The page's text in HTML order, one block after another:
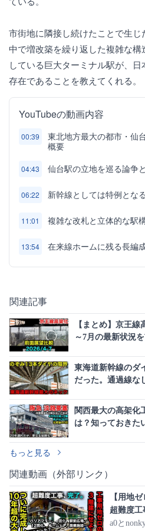
市街地に隣接し続けたことで生
中で増改築を繰り返した複雑な
している巨大ターミナル駅が、
存在であることを教えてくれる。
YouTubeの動画内容
00:39
東北地方最大の都市・仙
概要
04:43 仙台駅の立地を巡る論争
06:22 新幹線としては特例とな
11:01 複雑な改札と立体的な駅
13:54 在来線ホームに残る長編
関連記事
【まとめ】京王線
～7月の最新状況
東海道新幹線のダ
だった。通過線な
関西最大の高架化
は？知っておきた
もっと見る
関連動画（外部リンク）
【用地
超難度工
ら耐震化
a0と